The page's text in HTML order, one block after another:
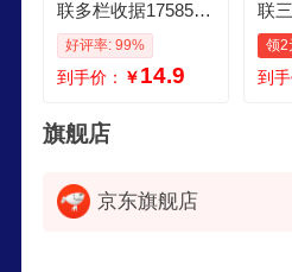
联多栏收据17585m
m无碳复写会计手
写单据销售购物付
款带撕裂线30组 十
好评率: 99%
到手价： ￥14.9
联
物
单
金
领2
到手
旗舰店
京东旗舰店